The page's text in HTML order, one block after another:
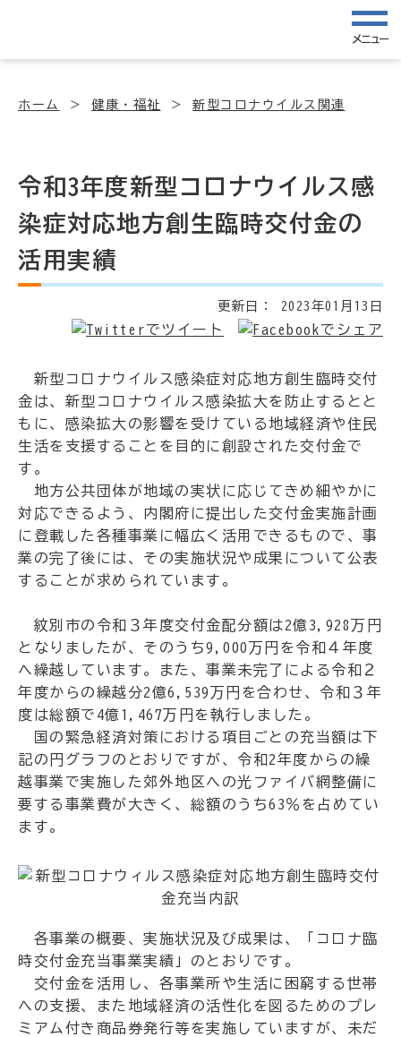
メニュー
ホーム 健康・福祉 新型コロナウイルス関連
令和3年度新型コロナウイルス感
染症対応地方創生臨時交付金の
活用実績
更新日： 2023年01月13日
新型コロナウイルス感染症対応地方創生臨時交付
金は、新型コロナウイルス感染拡大を防止するとと
もに、感染拡大の影響を受けている地域経済や住民
生活を支援することを目的に創設された交付金で
す。
地方公共団体が地域の実状に応じてきめ細やかに
対応できるよう、内閣府に提出した交付金実施計画
に登載した各種事業に幅広く活用できるもので、事
業の完了後には、その実施状況や成果について公表
することが求められています。
紋別市の令和３年度交付金配分額は2億3,928万円
となりましたが、そのうち9,000万円を令和４年度
へ繰越しています。また、事業未完了による令和２
年度からの繰越分2億6,539万円を合わせ、令和３年
度は総額で4億1,467万円を執行しました。
国の緊急経済対策における項目ごとの充当額は下
記の円グラフのとおりですが、令和2年度からの繰
越事業で実施した郊外地区への光ファイバ網整備に
要する事業費が大きく、総額のうち63％を占めてい
ます。
各事業の概要、実施状況及び成果は、「コロナ臨
時交付金充当事業実績」のとおりです。
交付金を活用し、各事業所や生活に困窮する世帯
への支援、また地域経済の活性化を図るためのプレ
ミアム付き商品券発行等を実施していますが、未だ